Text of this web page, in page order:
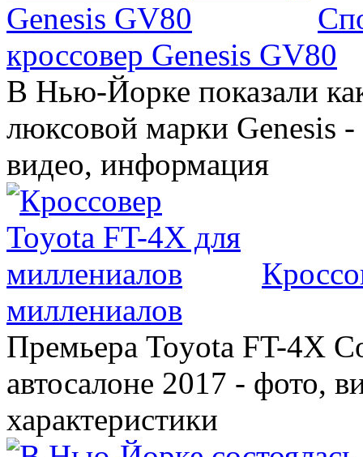
кроссовер Genesis GV80
В Нью-Йорке показали
люксовой марки Genesis
видео, информация
миллениалов
Премьера Toyota FT-4X
автосалоне 2017 - фото,
характеристики